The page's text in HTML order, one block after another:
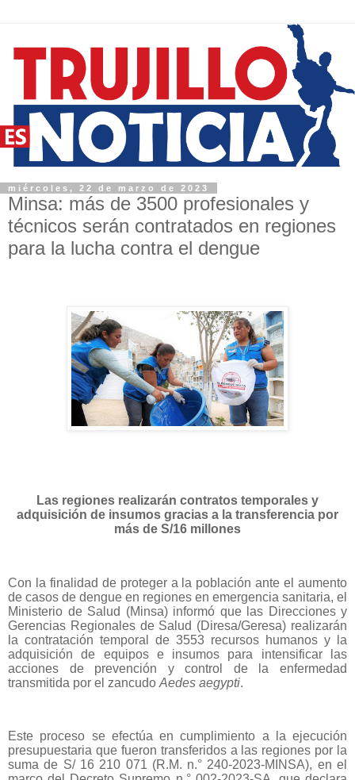
miércoles, 22 de marzo de 2023
Minsa: más de 3500 profesionales y
técnicos serán contratados en regiones
para la lucha contra el dengue
Las regiones realizarán contratos temporales y
adquisición de insumos gracias a la transferencia por
más de S/16 millones
Con la finalidad de proteger a la población ante el aumento
de casos de dengue en regiones en emergencia sanitaria, el
Ministerio de Salud (Minsa) informó que las Direcciones y
Gerencias Regionales de Salud (Diresa/Geresa) realizarán
la contratación temporal de 3553 recursos humanos y la
adquisición de equipos e insumos para intensificar las
acciones de prevención y control de la enfermedad
transmitida por el zancudo Aedes aegypti.
Este proceso se efectúa en cumplimiento a la ejecución
presupuestaria que fueron transferidos a las regiones por la
suma de S/ 16 210 071 (R.M. n.° 240-2023-MINSA), en el